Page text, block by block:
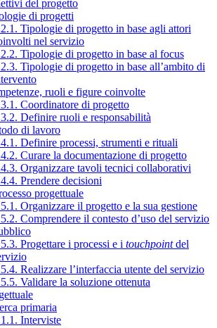
del progetto
di progetti
Tipologie di progetto in base agli attori
nel servizio
Tipologie di progetto in base al focus
Tipologie di progetto in base all’ambito di
ruoli e figure coinvolte
Coordinatore di progetto
Definire ruoli e responsabilità
di lavoro
Definire processi, strumenti e rituali
Curare la documentazione di progetto
Organizzare tavoli tecnici collaborativi
Prendere decisioni
progettuale
Organizzare il progetto e la sua gestione
Comprendere il contesto d’uso del servizio
Progettare i processi e i touchpointdel
Realizzare l’interfaccia utente del servizio
Validare la soluzione ottenuta
primaria
Interviste